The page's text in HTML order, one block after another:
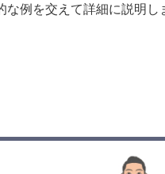
な例を交えて詳細に説明し